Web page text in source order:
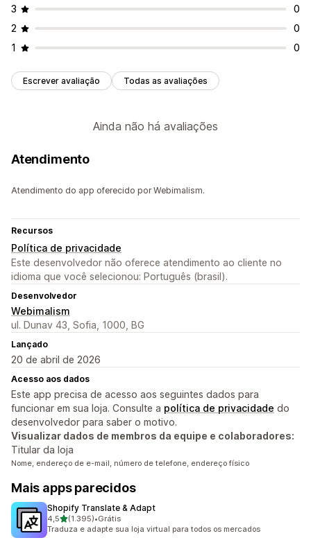
3
0
2
0
1
0
Escrever avaliação Todas as avaliações
Ainda não há avaliações
Atendimento
Atendimento do app oferecido por Webimalism.
Recursos
Política de privacidade
Este desenvolvedor não oferece atendimento ao cliente no
idioma que você selecionou: Português (brasil).
Desenvolvedor
Webimalism
ul. Dunav 43, Sofia, 1000, BG
Lançado
20 de abril de 2026
Acesso aos dados
Este app precisa de acesso aos seguintes dados para
funcionar em sua loja. Consulte a política de privacidade do
desenvolvedor para saber o motivo.
Visualizar dados de membros da equipe e colaboradores:
Titular da loja
Nome, endereço de e-mail, número de telefone, endereço físico
Mais apps parecidos
Shopify Translate & Adapt
4,5de 5 estrelas
(1.395)
1395 avaliações ao todo
•Grátis
Traduza e adapte sua loja virtual para todos os mercados